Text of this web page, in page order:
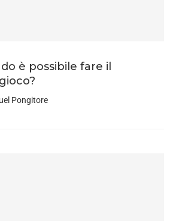
è possibile fare il
Pongitore